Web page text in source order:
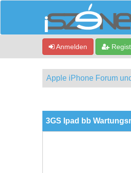
Anmelden
Apple iPhone Forum
3GS Ipad bb